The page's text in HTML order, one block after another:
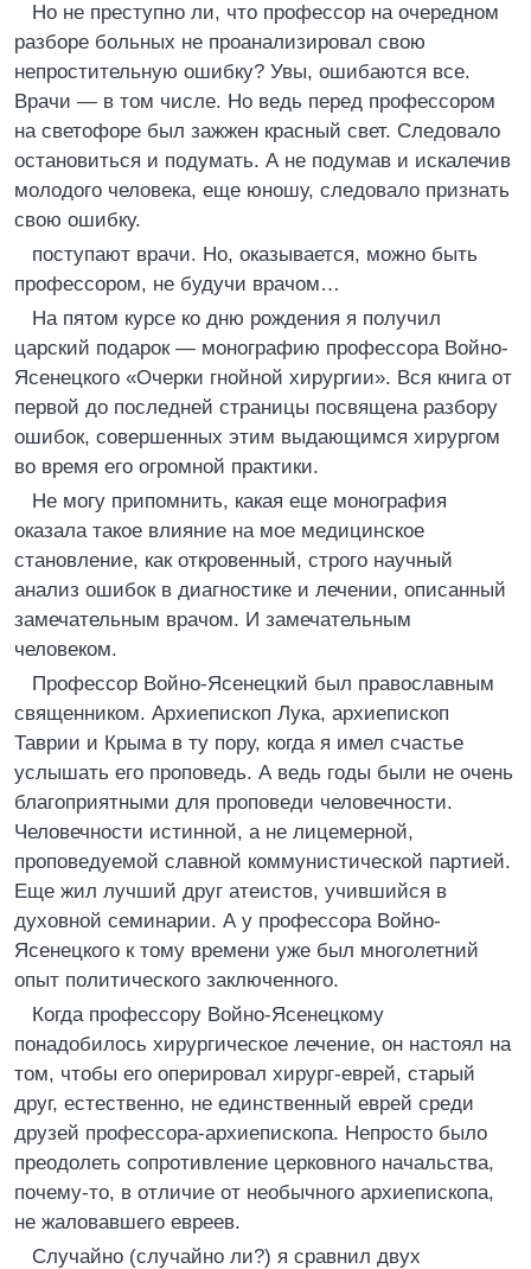
Но не преступно ли, что профессор на очередном
разборе больных не проанализировал свою
непростительную ошибку? Увы, ошибаются все.
Врачи — в том числе. Но ведь перед профессором
на светофоре был зажжен красный свет. Следовало
остановиться и подумать. А не подумав и искалечив
молодого человека, еще юношу, следовало признать
свою ошибку.
поступают врачи. Но, оказывается, можно быть
профессором, не будучи врачом…
На пятом курсе ко дню рождения я получил
царский подарок — монографию профессора Войно-
Ясенецкого «Очерки гнойной хирургии». Вся книга от
первой до последней страницы посвящена разбору
ошибок, совершенных этим выдающимся хирургом
во время его огромной практики.
Не могу припомнить, какая еще монография
оказала такое влияние на мое медицинское
становление, как откровенный, строго научный
анализ ошибок в диагностике и лечении, описанный
замечательным врачом. И замечательным
человеком.
Профессор Войно-Ясенецкий был православным
священником. Архиепископ Лука, архиепископ
Таврии и Крыма в ту пору, когда я имел счастье
услышать его проповедь. А ведь годы были не очень
благоприятными для проповеди человечности.
Человечности истинной, а не лицемерной,
проповедуемой славной коммунистической партией.
Еще жил лучший друг атеистов, учившийся в
духовной семинарии. А у профессора Войно-
Ясенецкого к тому времени уже был многолетний
опыт политического заключенного.
Когда профессору Войно-Ясенецкому
понадобилось хирургическое лечение, он настоял на
том, чтобы его оперировал хирург-еврей, старый
друг, естественно, не единственный еврей среди
друзей профессора-архиепископа. Непросто было
преодолеть сопротивление церковного начальства,
почему-то, в отличие от необычного архиепископа,
не жаловавшего евреев.
Случайно (случайно ли?) я сравнил двух